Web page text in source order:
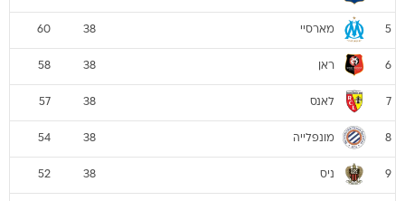
5 מארסיי 38
60
6 ראן 38
58
7 לאנס 38
57
8 מונפלייה 38
54
9 ניס 38
52